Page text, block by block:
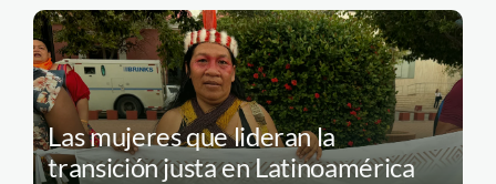
Las mujeres que lideran la
transición justa en Latinoamérica